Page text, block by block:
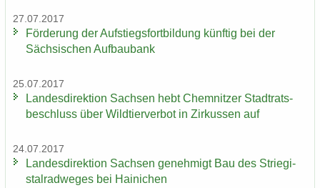
27.07.2017
För­de­rung der Auf­stiegs­fort­bil­dung künf­tig bei der
Säch­si­schen Auf­bau­bank
25.07.2017
Lan­des­di­rek­ti­on Sach­sen hebt Chem­nit­zer Stadt­rats­
be­schluss über Wild­tier­ver­bot in Zir­kus­sen auf
24.07.2017
Lan­des­di­rek­ti­on Sach­sen ge­neh­migt Bau des Strie­gi­
st­al­rad­we­ges bei Hai­ni­chen